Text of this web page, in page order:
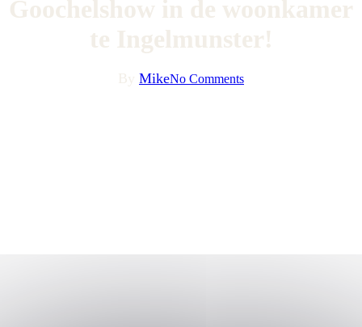
Goochelshow in de woonkamer
te Ingelmunster!
By MikeNo Comments